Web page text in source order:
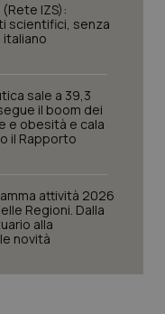
(Rete IZS):
scientifici, senza
italiano
sale a 39,3
il boom dei
e obesità e cala
il Rapporto
attività 2026
Regioni. Dalla
alla
novità
rendere fruibile il
base quali la
aree
grado di
cookie.
Fornitore /Dominio
YouTube